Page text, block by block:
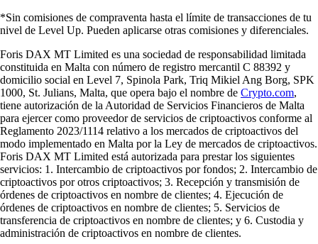
*Sin comisiones de compraventa hasta el límite de transacciones de tu
nivel de Level Up. Pueden aplicarse otras comisiones y diferenciales.
Foris DAX MT Limited es una sociedad de responsabilidad limitada
constituida en Malta con número de registro mercantil C 88392 y
domicilio social en Level 7, Spinola Park, Triq Mikiel Ang Borg, SPK
1000, St. Julians, Malta, que opera bajo el nombre de Crypto.com,
tiene autorización de la Autoridad de Servicios Financieros de Malta
para ejercer como proveedor de servicios de criptoactivos conforme al
Reglamento 2023/1114 relativo a los mercados de criptoactivos del
modo implementado en Malta por la Ley de mercados de criptoactivos.
Foris DAX MT Limited está autorizada para prestar los siguientes
servicios: 1. Intercambio de criptoactivos por fondos; 2. Intercambio de
criptoactivos por otros criptoactivos; 3. Recepción y transmisión de
órdenes de criptoactivos en nombre de clientes; 4. Ejecución de
órdenes de criptoactivos en nombre de clientes; 5. Servicios de
transferencia de criptoactivos en nombre de clientes; y 6. Custodia y
administración de criptoactivos en nombre de clientes.